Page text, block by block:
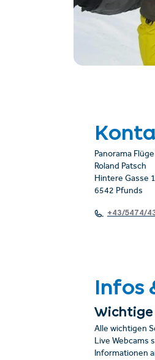
Panorama
Roland Patsch
Hintere Gasse
6542 Pfunds
+43/5474/
Infos
Wichtige
Alle wichtigen
Live Webcams
Informationen